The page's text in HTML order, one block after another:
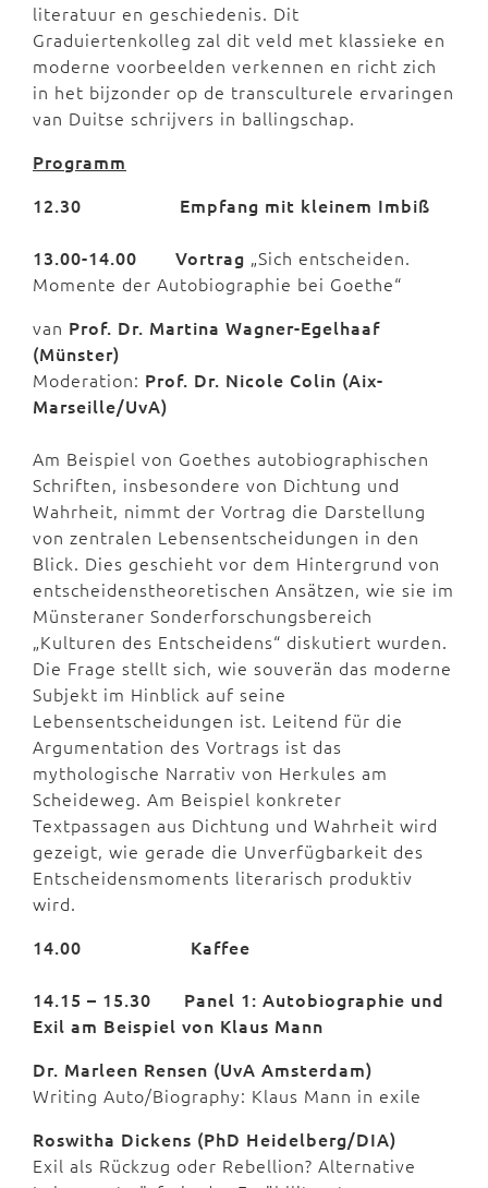
literatuur en geschiedenis. Dit
Graduiertenkolleg zal dit veld met klassieke en
moderne voorbeelden verkennen en richt zich
in het bijzonder op de transculturele ervaringen
van Duitse schrijvers in ballingschap.
Programm
12.30
Empfang mit kleinem Imbiß
13.00-14.00 Vortrag „Sich entscheiden.
Momente der Autobiographie bei Goethe“
van Prof. Dr. Martina Wagner-Egelhaaf
(Münster)
Moderation: Prof. Dr. Nicole Colin (Aix-
Marseille/UvA)
Am Beispiel von Goethes autobiographischen
Schriften, insbesondere von Dichtung und
Wahrheit, nimmt der Vortrag die Darstellung
von zentralen Lebensentscheidungen in den
Blick. Dies geschieht vor dem Hintergrund von
entscheidenstheoretischen Ansätzen, wie sie im
Münsteraner Sonderforschungsbereich
„Kulturen des Entscheidens“ diskutiert wurden.
Die Frage stellt sich, wie souverän das moderne
Subjekt im Hinblick auf seine
Lebensentscheidungen ist. Leitend für die
Argumentation des Vortrags ist das
mythologische Narrativ von Herkules am
Scheideweg. Am Beispiel konkreter
Textpassagen aus Dichtung und Wahrheit wird
gezeigt, wie gerade die Unverfügbarkeit des
Entscheidensmoments literarisch produktiv
wird.
14.00
Kaffee
14.15 – 15.30
Panel 1: Autobiographie und
Exil am Beispiel von Klaus Mann
Dr. Marleen Rensen (UvA Amsterdam)
Writing Auto/Biography: Klaus Mann in exile
Roswitha Dickens (PhD Heidelberg/DIA)
Exil als Rückzug oder Rebellion? Alternative